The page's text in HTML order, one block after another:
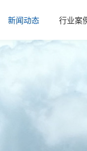
新闻动态 行业案